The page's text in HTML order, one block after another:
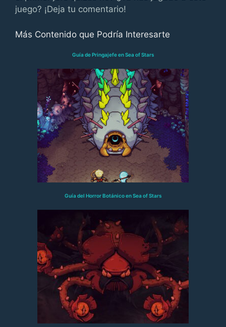
juego? ¡Deja tu comentario!
Más Contenido que Podría Interesarte
Guía de Pringajefe en Sea of Stars
Guía del Horror Botánico en Sea of Stars